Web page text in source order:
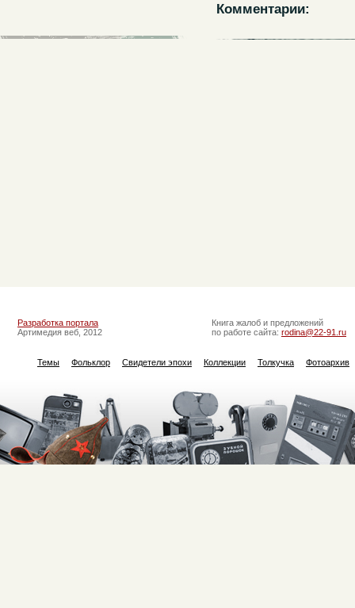
Комментарии:
Разработка портала
Артимедия веб, 2012
Книга жалоб и предложений
по работе сайта: rodina@22-91.ru
Темы Фольклор Свидетели эпохи Коллекции Толкучка Фотоархив